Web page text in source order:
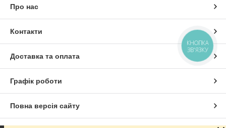
Про нас
Контакти
Доставка та оплата
Графік роботи
Повна версія сайту
КНОПКА
ЗВ'ЯЗКУ